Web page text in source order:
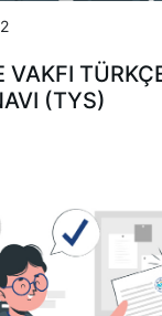
VAKFI
(TYS)